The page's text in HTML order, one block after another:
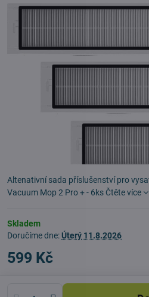
Altenativní sada příslušenství pro
Vacuum Mop 2 Pro + - 6ks Čtěte více
Skladem
Doručíme dne:Úterý 11.8.2026
599 Kč